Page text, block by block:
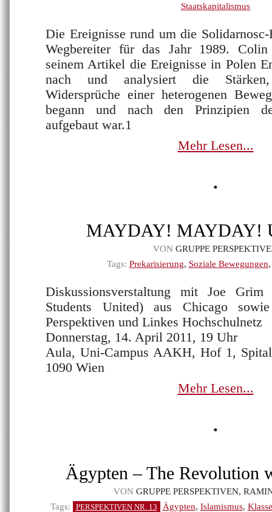
Staatskapitalismus
Die Ereignisse rund um die
Wegbereiter für das Jahr 1989.
seinem Artikel die Ereignisse in Polen
nach und analysiert die
Widersprüche einer heterogenen
begann und nach den Prinzipien
aufgebaut war.1
Mehr Lesen...
•
MAYDAY! MAYDAY!
VON GRUPPE
Tags: Prekarisierung, Soziale Bewegungen
Diskussionsverstaltung mit Joe Grim
Students United) aus Chicago
Perspektiven und Linkes Hochschulnetz
Donnerstag, 14. April 2011, 19 Uhr
Aula, Uni-Campus AAKH, Hof 1,
1090 Wien
Mehr Lesen...
•
Ägypten – The Revolution
VON GRUPPE PERSPEKTIVEN,
Tags:
PERSPEKTIVEN NR. 13 Ägypten, Islamismus,